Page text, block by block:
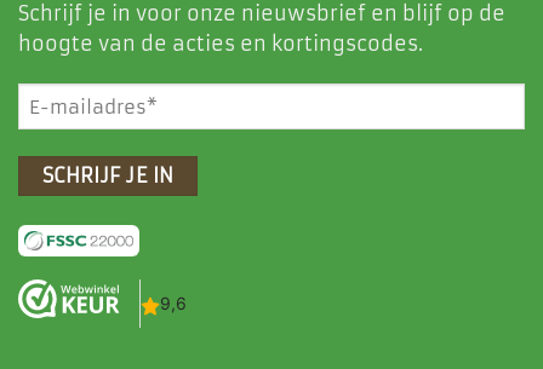
Schrijf je in voor onze nieuwsbrief en blijf op de
hoogte van de acties en kortingscodes.
E-
mailadres
(Vereist)